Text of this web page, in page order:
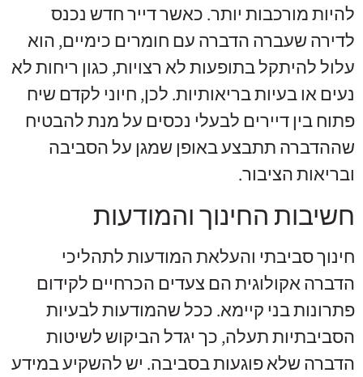
להיות מורכבות יותר. כאשר דייר חדש נכנס
לדירה שעברה הדברה עם חומרים כימיים, הוא
עלול להיתקל בתופעות לא רצויות, כגון ריחות לא
נעים או בעיות בריאותיות. לכן, חיוני לקדם שיח
פתוח בין דיירים לבעלי נכסים על מנת להבטיח
שההדברה תתבצע באופן שמגן על הסביבה
ובריאות הציבור.
חשיבות החינוך והמודעות
חינוך סביבתי והעלאת המודעות לתהליכי
הדברה אקולוגית הם צעדים הכרחיים לקידום
פתרונות בני קיימא. ככל שהמודעות לבעיות
הסביבתיות תעלה, כך יגדל הביקוש לשיטות
הדברה שלא פוגעות בסביבה. יש להשקיע במידע